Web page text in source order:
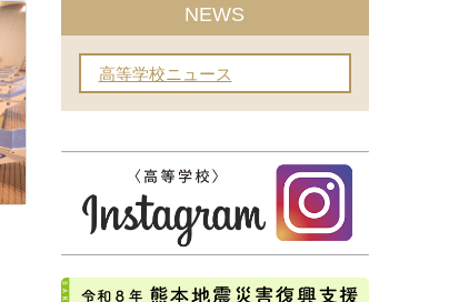
NEWS
高等学校ニュース